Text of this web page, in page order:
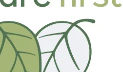
Logodesign / Branding